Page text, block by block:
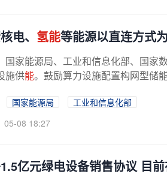
电、 氢能等能源以直连方式
国家能源局、工业和信息化部、国家
施供能。鼓励算力设施配置构网型储
国家能源局
工业和信息化部
05-08 18:27
亿元绿电设备销售协议 目